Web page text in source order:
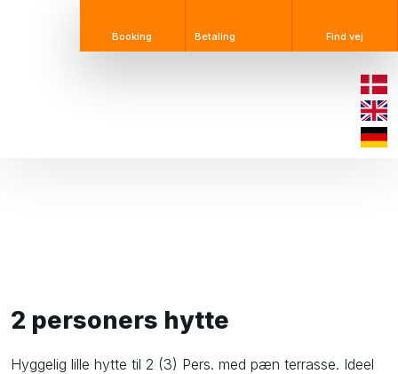
Booking​ Betaling​ Find vej
2 personers hytte​
Hyggelig lille hytte til 2 (3) Pers. med pæn terrasse. Ideel